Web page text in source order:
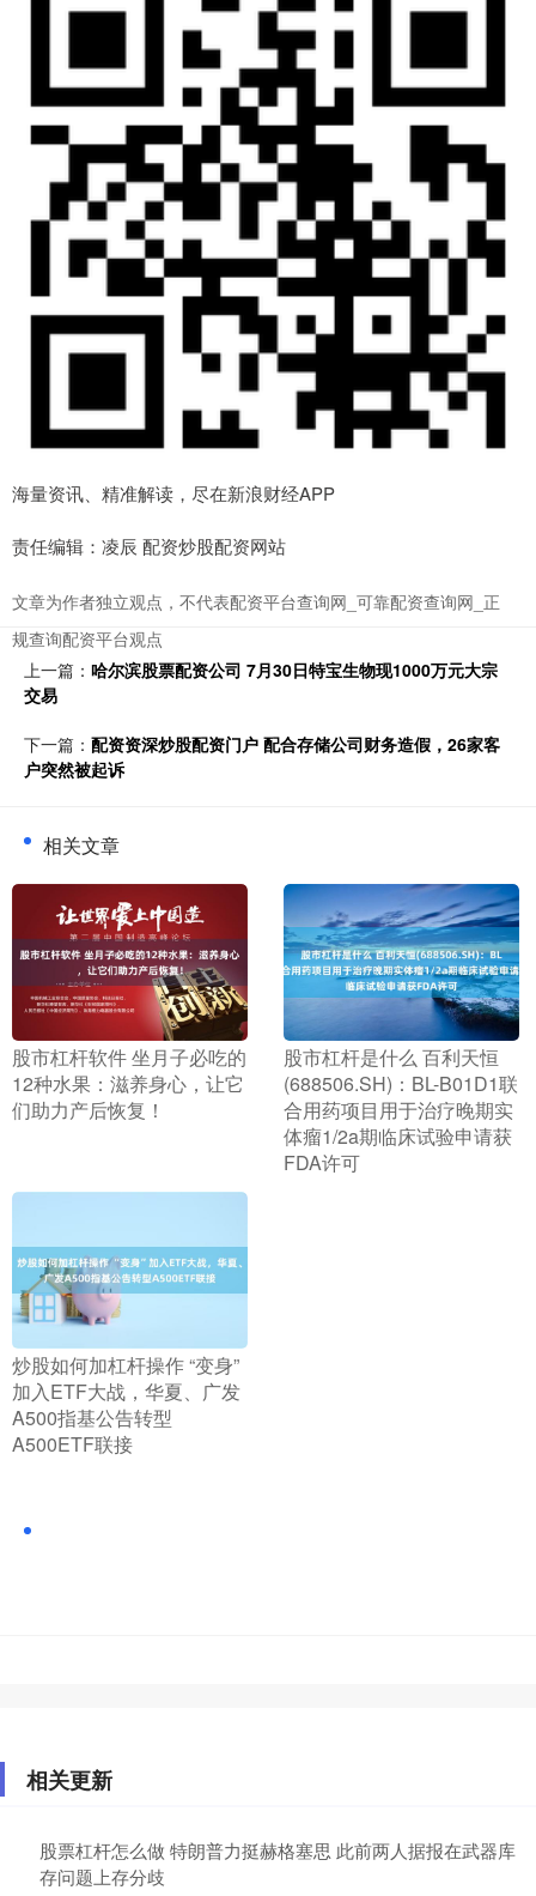
海量资讯、精准解读，尽在新浪财经APP
责任编辑：凌辰 配资炒股配资网站
文章为作者独立观点，不代表配资平台查询网_可靠配资查询网_正
规查询配资平台观点
上一篇： 哈尔滨股票配资公司 7月30日特宝生物现1000万元大宗
交易
下一篇： 配资资深炒股配资门户 配合存储公司财务造假，26家客
户突然被起诉
相关文章
​股市杠杆软件 坐月子必吃的
12种水果：滋养身心，让它
们助力产后恢复！
​股市杠杆是什么 百利天恒
(688506.SH)：BL-B01D1联
合用药项目用于治疗晚期实
体瘤1/2a期临床试验申请获
FDA许可
​炒股如何加杠杆操作 “变身”
加入ETF大战，华夏、广发
A500指基公告转型
A500ETF联接
相关更新
股票杠杆怎么做 特朗普力挺赫格塞思 此前两人据报在武器库
存问题上存分歧